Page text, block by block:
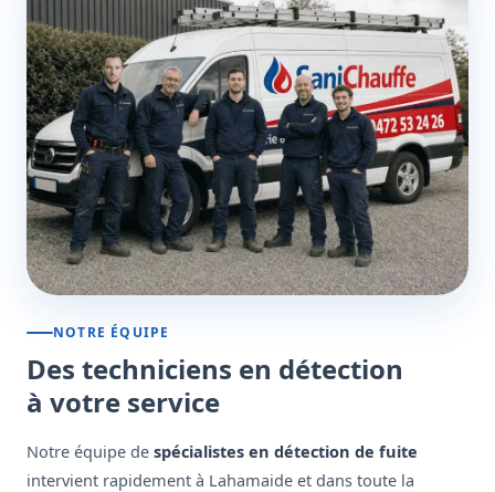
NOTRE ÉQUIPE
Des techniciens en détection
à votre service
Notre équipe de spécialistes en détection de fuite
intervient rapidement à Lahamaide et dans toute la